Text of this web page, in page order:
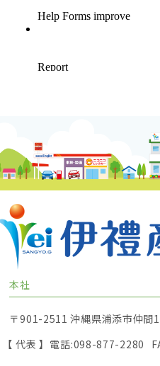
本社
〒901-2511 沖縄県浦添市仲間
【 代表 】 電話:098-877-2280